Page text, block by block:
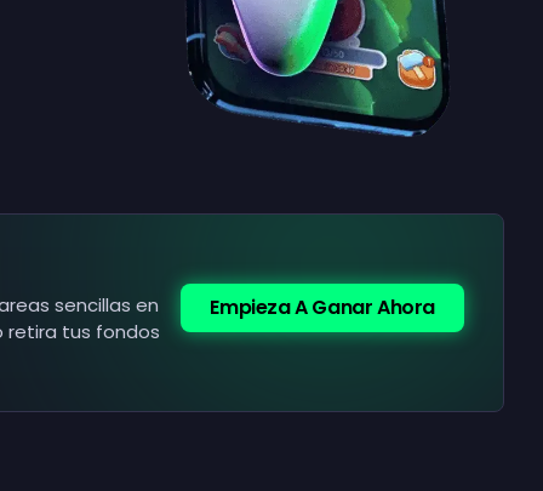
sencillas en
retira tus fondos
Empieza A Ganar Ahora